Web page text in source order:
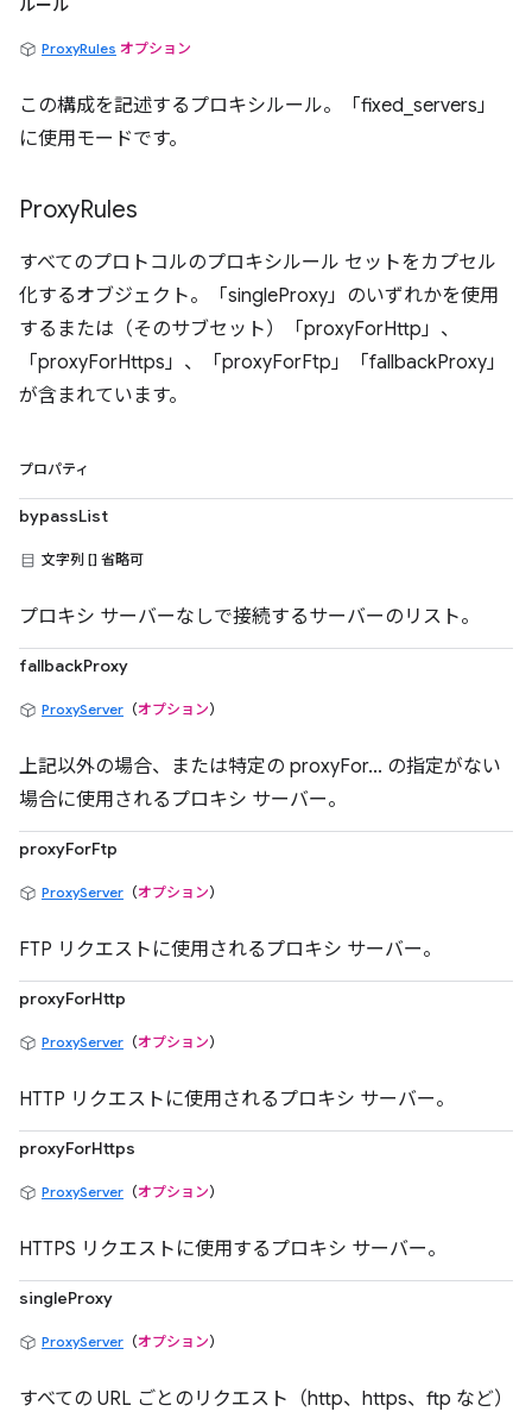
ルール
ProxyRules オプション
この構成を記述するプロキシルール。「fixed_servers」
に使用モードです。
ProxyRules
すべてのプロトコルのプロキシルール セットをカプセル
化するオブジェクト。「singleProxy」のいずれかを使用
するまたは（そのサブセット）「proxyForHttp」、
「proxyForHttps」、「proxyForFtp」「fallbackProxy」
が含まれています。
プロパティ
bypassList
文字列 [] 省略可
プロキシ サーバーなしで接続するサーバーのリスト。
fallbackProxy
ProxyServer （オプション）
上記以外の場合、または特定の proxyFor... の指定がない
場合に使用されるプロキシ サーバー。
proxyForFtp
ProxyServer （オプション）
FTP リクエストに使用されるプロキシ サーバー。
proxyForHttp
ProxyServer （オプション）
HTTP リクエストに使用されるプロキシ サーバー。
proxyForHttps
ProxyServer （オプション）
HTTPS リクエストに使用するプロキシ サーバー。
singleProxy
ProxyServer （オプション）
すべての URL ごとのリクエスト（http、https、ftp など）